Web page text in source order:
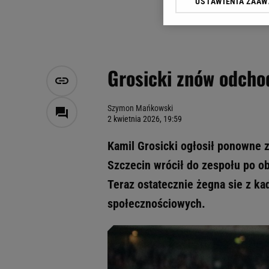
Grosicki znów
Szymon Mańkowski
2 kwietnia 2026, 19:59
Kamil Grosicki ogłosił
Szczecin wrócił do zespołu po
Teraz ostatecznie żegna sie z
społecznościowych.
Klikając „Akceptuję”
Zaufanych Partnerów i
My, nasi Zaufani
badnie odbiorców i